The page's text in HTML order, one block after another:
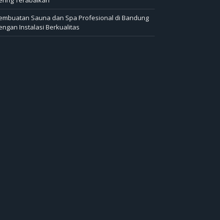
Sauna dan Spa Profesional di Bandung
Instalasi Berkualitas